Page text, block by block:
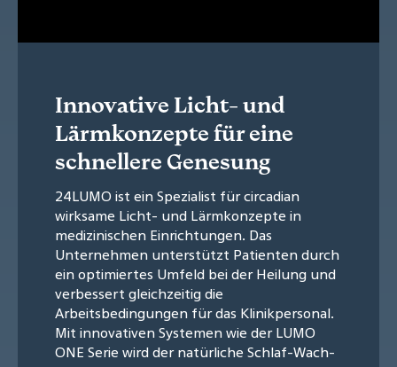
Innovative Licht- und
Lärmkonzepte für eine
schnellere Genesung
24LUMO ist ein Spezialist für circadian
wirksame Licht- und Lärmkonzepte in
medizinischen Einrichtungen. Das
Unternehmen unterstützt Patienten durch
ein optimiertes Umfeld bei der Heilung und
verbessert gleichzeitig die
Arbeitsbedingungen für das Klinikpersonal.
Mit innovativen Systemen wie der LUMO
ONE Serie wird der natürliche Schlaf-Wach-